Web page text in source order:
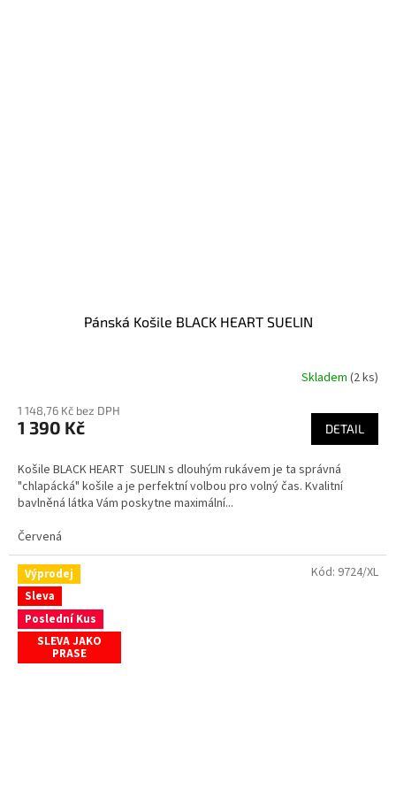
Pánská Košile BLACK HEART SUELIN
Skladem (2 ks)
1 148,76 Kč bez DPH
1 390 Kč DETAIL
Košile BLACK HEART SUELIN s dlouhým rukávem je ta správná
"chlapácká" košile a je perfektní volbou pro volný čas. Kvalitní
bavlněná látka Vám poskytne maximální...
Červená
Výprodej
Sleva
Poslední Kus
SLEVA JAKO
PRASE
Kód: 9724/XL